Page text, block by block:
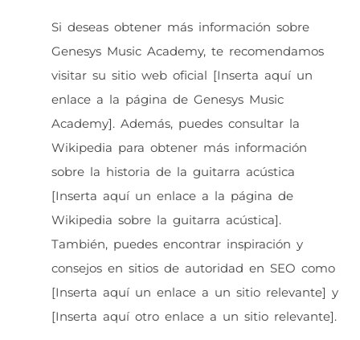
Si deseas obtener más información sobre
Genesys Music Academy, te recomendamos
visitar su sitio web oficial [Inserta aquí un
enlace a la página de Genesys Music
Academy]. Además, puedes consultar la
Wikipedia para obtener más información
sobre la historia de la guitarra acústica
[Inserta aquí un enlace a la página de
Wikipedia sobre la guitarra acústica].
También, puedes encontrar inspiración y
consejos en sitios de autoridad en SEO como
[Inserta aquí un enlace a un sitio relevante] y
[Inserta aquí otro enlace a un sitio relevante].